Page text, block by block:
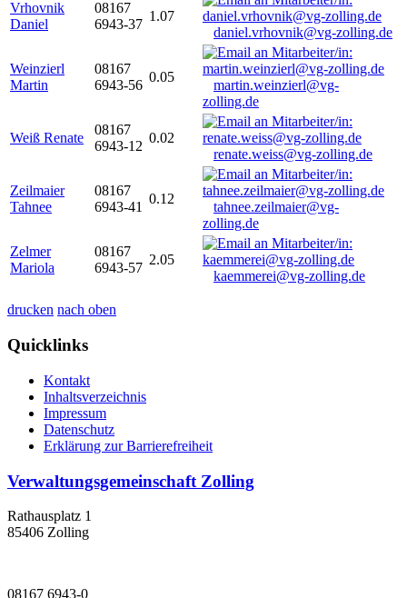
Vrhovnik
Daniel
08167
6943-37
1.07
daniel.vrhovnik@vg-zolling.de
Weinzierl
Martin
08167
6943-56
0.05
martin.weinzierl@vg-
zolling.de
Weiß Renate
08167
6943-12
0.02
renate.weiss@vg-zolling.de
Zeilmaier
Tahnee
08167
6943-41
0.12
tahnee.zeilmaier@vg-
zolling.de
Zelmer
Mariola
08167
6943-57
2.05
kaemmerei@vg-zolling.de
drucken nach oben
Quicklinks
Kontakt
Inhaltsverzeichnis
Impressum
Datenschutz
Erklärung zur Barrierefreiheit
Verwaltungsgemeinschaft Zolling
Rathausplatz 1
85406 Zolling
08167 6943-0